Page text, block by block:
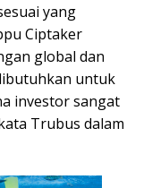
yang
Ciptaker
global dan
untuk
investor sangat
Trubus dalam